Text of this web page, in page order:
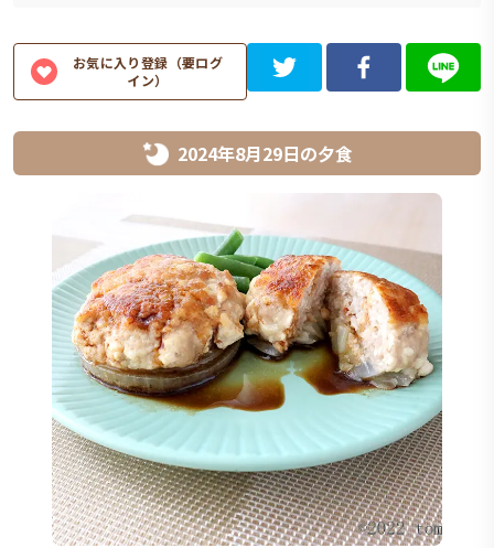
お気に入り登録（要ログ
イン）
2024年8月29日の夕食